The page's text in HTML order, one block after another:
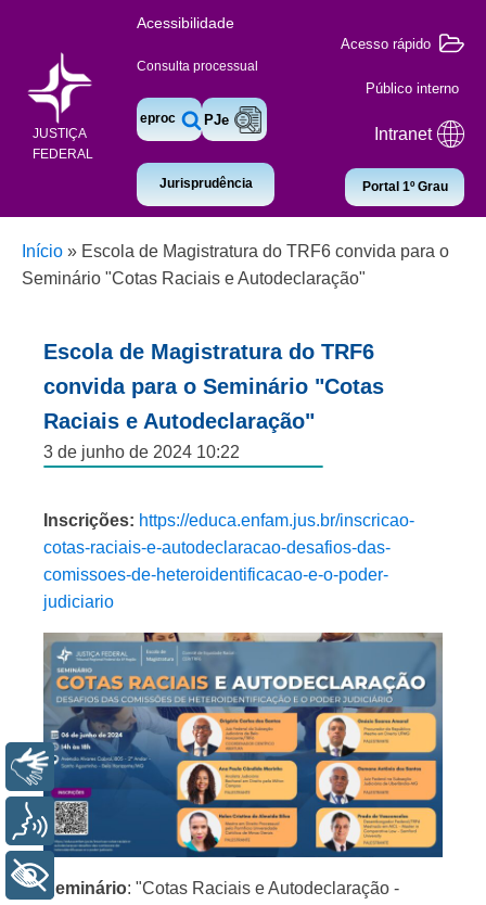
JUSTIÇA
FEDERAL
Acessibilidade
Consulta processual
eproc PJe
Jurisprudência
Acesso rápido
Público interno
Intranet
Portal 1º Grau
Início » Escola de Magistratura do TRF6 convida para o
Seminário "Cotas Raciais e Autodeclaração"
Escola de Magistratura do TRF6
convida para o Seminário "Cotas
Raciais e Autodeclaração"
3 de junho de 2024 10:22
Inscrições: https://educa.enfam.jus.br/inscricao-
cotas-raciais-e-autodeclaracao-desafios-das-
comissoes-de-heteroidentificacao-e-o-poder-
judiciario
Seminário: "Cotas Raciais e Autodeclaração -
Libras
Voz